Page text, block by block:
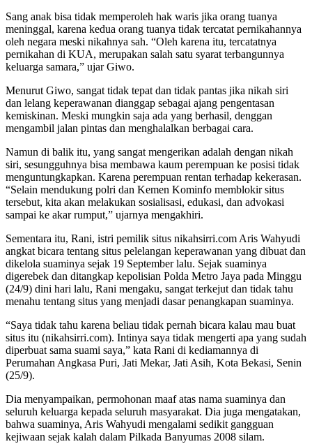
Sang anak bisa tidak memperoleh hak waris jika orang tuanya
meninggal, karena kedua orang tuanya tidak tercatat pernikahannya
oleh negara meski nikahnya sah. “Oleh karena itu, tercatatnya
pernikahan di KUA, merupakan salah satu syarat terbangunnya
keluarga samara,” ujar Giwo.
Menurut Giwo, sangat tidak tepat dan tidak pantas jika nikah siri
dan lelang keperawanan dianggap sebagai ajang pengentasan
kemiskinan. Meski mungkin saja ada yang berhasil, denggan
mengambil jalan pintas dan menghalalkan berbagai cara.
Namun di balik itu, yang sangat mengerikan adalah dengan nikah
siri, sesungguhnya bisa membawa kaum perempuan ke posisi tidak
menguntungkapkan. Karena perempuan rentan terhadap kekerasan.
“Selain mendukung polri dan Kemen Kominfo memblokir situs
tersebut, kita akan melakukan sosialisasi, edukasi, dan advokasi
sampai ke akar rumput,” ujarnya mengakhiri.
Sementara itu, Rani, istri pemilik situs nikahsirri.com Aris Wahyudi
angkat bicara tentang situs pelelangan keperawanan yang dibuat dan
dikelola suaminya sejak 19 September lalu. Sejak suaminya
digerebek dan ditangkap kepolisian Polda Metro Jaya pada Minggu
(24/9) dini hari lalu, Rani mengaku, sangat terkejut dan tidak tahu
menahu tentang situs yang menjadi dasar penangkapan suaminya.
“Saya tidak tahu karena beliau tidak pernah bicara kalau mau buat
situs itu (nikahsirri.com). Intinya saya tidak mengerti apa yang sudah
diperbuat sama suami saya,” kata Rani di kediamannya di
Perumahan Angkasa Puri, Jati Mekar, Jati Asih, Kota Bekasi, Senin
(25/9).
Dia menyampaikan, permohonan maaf atas nama suaminya dan
seluruh keluarga kepada seluruh masyarakat. Dia juga mengatakan,
bahwa suaminya, Aris Wahyudi mengalami sedikit gangguan
kejiwaan sejak kalah dalam Pilkada Banyumas 2008 silam.